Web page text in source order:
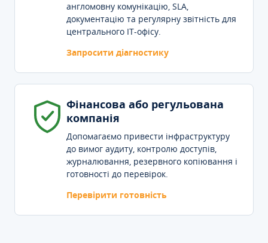
англомовну комунікацію, SLA,
документацію та регулярну звітність для
центрального IT-офісу.
Запросити діагностику
Фінансова або регульована
компанія
Допомагаємо привести інфраструктуру
до вимог аудиту, контролю доступів,
журналювання, резервного копіювання і
готовності до перевірок.
Перевірити готовність